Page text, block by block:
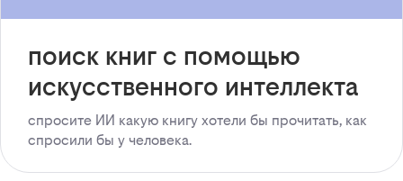
поиск книг с помощью
искусственного интеллекта
спросите ИИ какую книгу хотели бы прочитать, как
спросили бы у человека.